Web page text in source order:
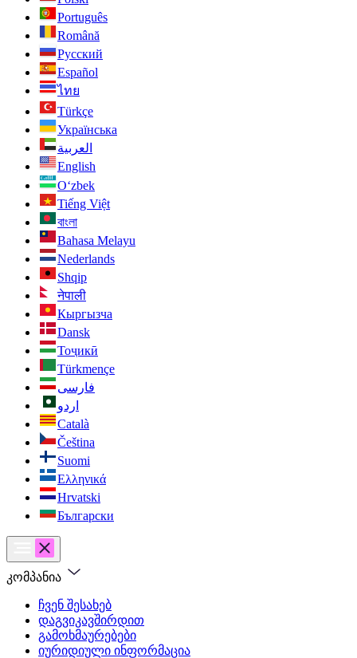
Português
Română
Русский
Español
ไทย
Türkçe
Українська
العربية
English
O‘zbek
Tiếng Việt
বাংলা
Bahasa Melayu
Nederlands
Shqip
नेपाली
Кыргызча
Dansk
Тоҷикӣ
Türkmençe
فارسی
اردو
Català
Čeština
Suomi
Ελληνικά
Hrvatski
Български
კომპანია
ჩვენ შესახებ
დაგვიკავშირდით
გამოხმაურებები
იურიდიული ინფორმაცია